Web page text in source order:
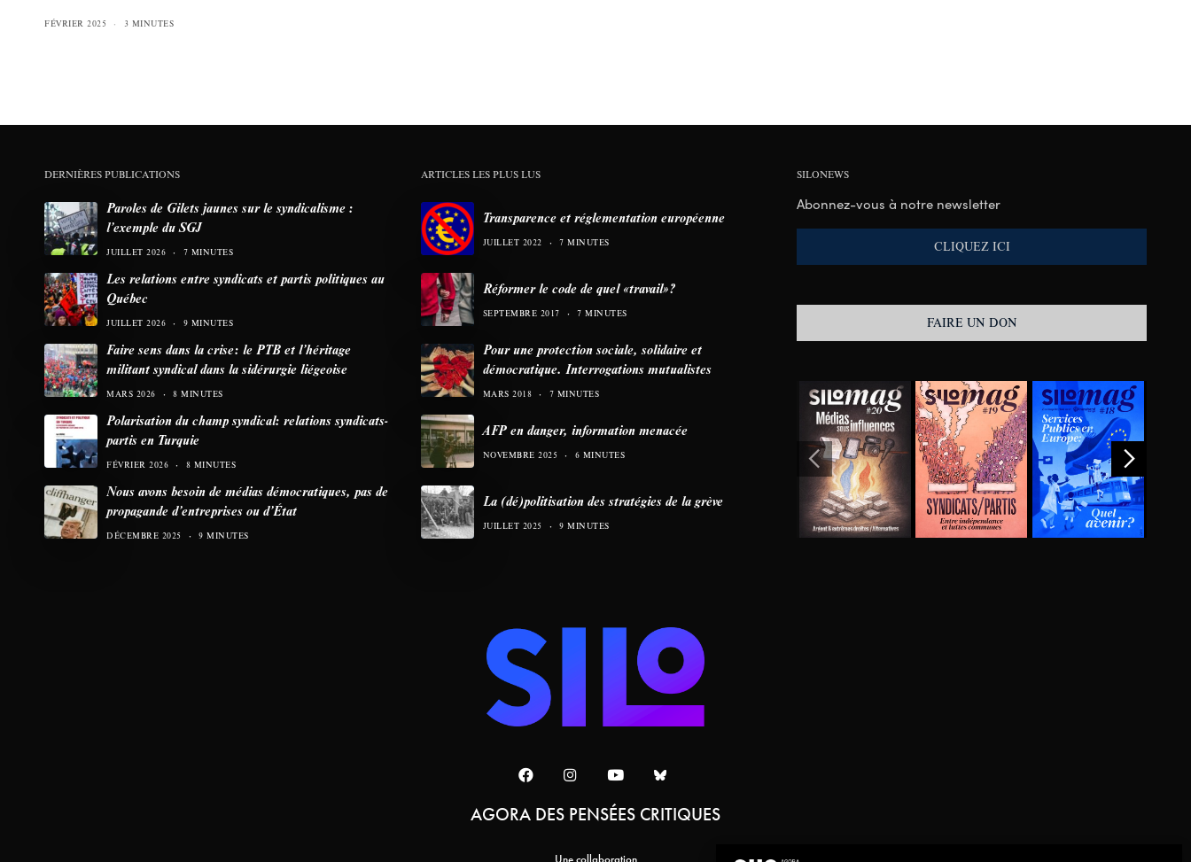
FÉVRIER 2025 3 MINUTES
DERNIÈRES PUBLICATIONS
Paroles de Gilets jaunes sur le syndicalisme :
l’exemple du SGJ
JUILLET 2026 7 MINUTES
Les relations entre syndicats et partis politiques au
Québec
JUILLET 2026 9 MINUTES
Faire sens dans la crise: le PTB et l’héritage
militant syndical dans la sidérurgie liégeoise
MARS 2026 8 MINUTES
Polarisation du champ syndical: relations syndicats-
partis en Turquie
FÉVRIER 2026 8 MINUTES
Nous avons besoin de médias démocratiques, pas de
propagande d’entreprises ou d’État
DÉCEMBRE 2025 9 MINUTES
ARTICLES LES PLUS LUS
Transparence et réglementation européenne
JUILLET 2022 7 MINUTES
Réformer le code de quel «travail»?
SEPTEMBRE 2017 7 MINUTES
Pour une protection sociale, solidaire et
démocratique. Interrogations mutualistes
MARS 2018 7 MINUTES
AFP en danger, information menacée
NOVEMBRE 2025 6 MINUTES
La (dé)politisation des stratégies de la grève
JUILLET 2025 9 MINUTES
SILONEWS
Abonnez-vous à notre newsletter
CLIQUEZ ICI
FAIRE UN DON
AGORA DES PENSÉES CRITIQUES